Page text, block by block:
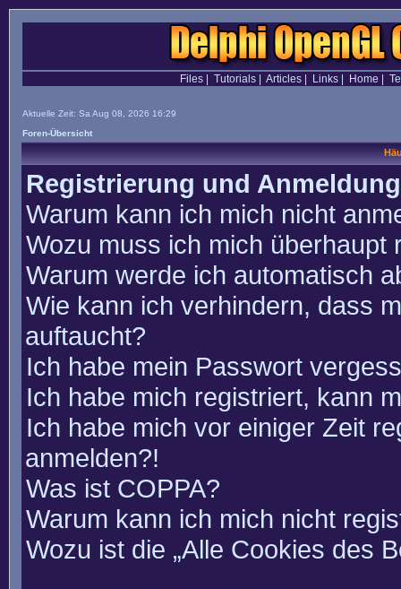
Files| Tutorials| Articles| Links| Home
Aktuelle Zeit: Sa Aug 08, 2026 16:29
Foren-Übersicht
Registrierung und Anmeldung
Warum kann ich mich nicht
Wozu muss ich mich überhaupt
Warum werde ich automatisch
Wie kann ich verhindern, dass
auftaucht?
Ich habe mein Passwort
Ich habe mich registriert, kann
Ich habe mich vor einiger Zeit
anmelden?!
Was ist COPPA?
Warum kann ich mich nicht
Wozu ist die „Alle Cookies des